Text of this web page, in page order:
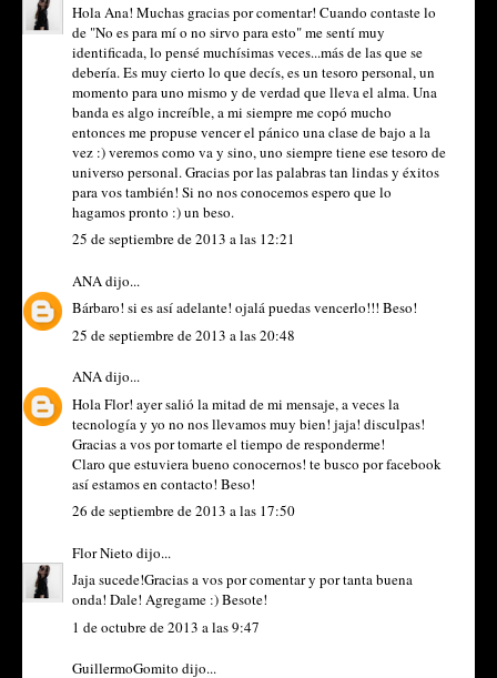
Hola Ana! Muchas gracias por comentar! Cuando contaste lo
de "No es para mí o no sirvo para esto" me sentí muy
identificada, lo pensé muchísimas veces...más de las que se
debería. Es muy cierto lo que decís, es un tesoro personal, un
momento para uno mismo y de verdad que lleva el alma. Una
banda es algo increíble, a mi siempre me copó mucho
entonces me propuse vencer el pánico una clase de bajo a la
vez :) veremos como va y sino, uno siempre tiene ese tesoro de
universo personal. Gracias por las palabras tan lindas y éxitos
para vos también! Si no nos conocemos espero que lo
hagamos pronto :) un beso.
25 de septiembre de 2013 a las 12:21
ANAdijo...
Bárbaro! si es así adelante! ojalá puedas vencerlo!!! Beso!
25 de septiembre de 2013 a las 20:48
ANAdijo...
Hola Flor! ayer salió la mitad de mi mensaje, a veces la
tecnología y yo no nos llevamos muy bien! jaja! disculpas!
Gracias a vos por tomarte el tiempo de responderme!
Claro que estuviera bueno conocernos! te busco por facebook
así estamos en contacto! Beso!
26 de septiembre de 2013 a las 17:50
Flor Nieto dijo...
Jaja sucede!Gracias a vos por comentar y por tanta buena
onda! Dale! Agregame :) Besote!
1 de octubre de 2013 a las 9:47
GuillermoGomito dijo...